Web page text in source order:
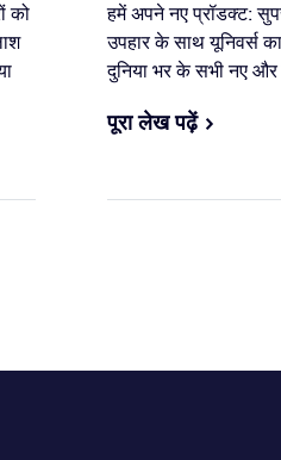
को
हमें अपने नए प्रॉडक्ट:
उपहार के साथ यूनिवर्स
दुनिया भर के सभी नए और
पूरा लेख पढ़ें